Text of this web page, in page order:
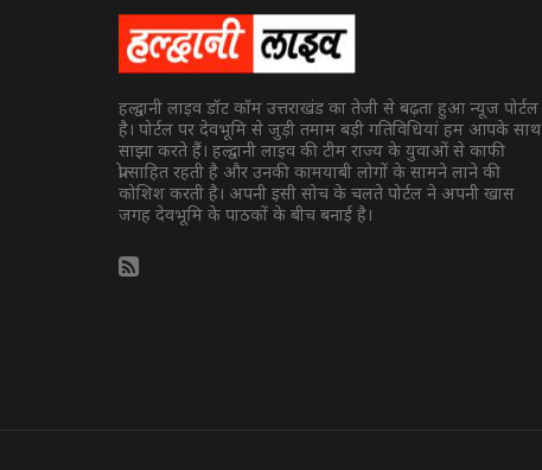
हल्द्वानी लाइव डॉट कॉम उत्तराखंड का तेजी से बढ़ता हुआ न्यूज पोर्टल
है। पोर्टल पर देवभूमि से जुड़ी तमाम बड़ी गतिविधियां हम आपके साथ
साझा करते हैं। हल्द्वानी लाइव की टीम राज्य के युवाओं से काफी
प्रोत्साहित रहती है और उनकी कामयाबी लोगों के सामने लाने की
कोशिश करती है। अपनी इसी सोच के चलते पोर्टल ने अपनी खास
जगह देवभूमि के पाठकों के बीच बनाई है।